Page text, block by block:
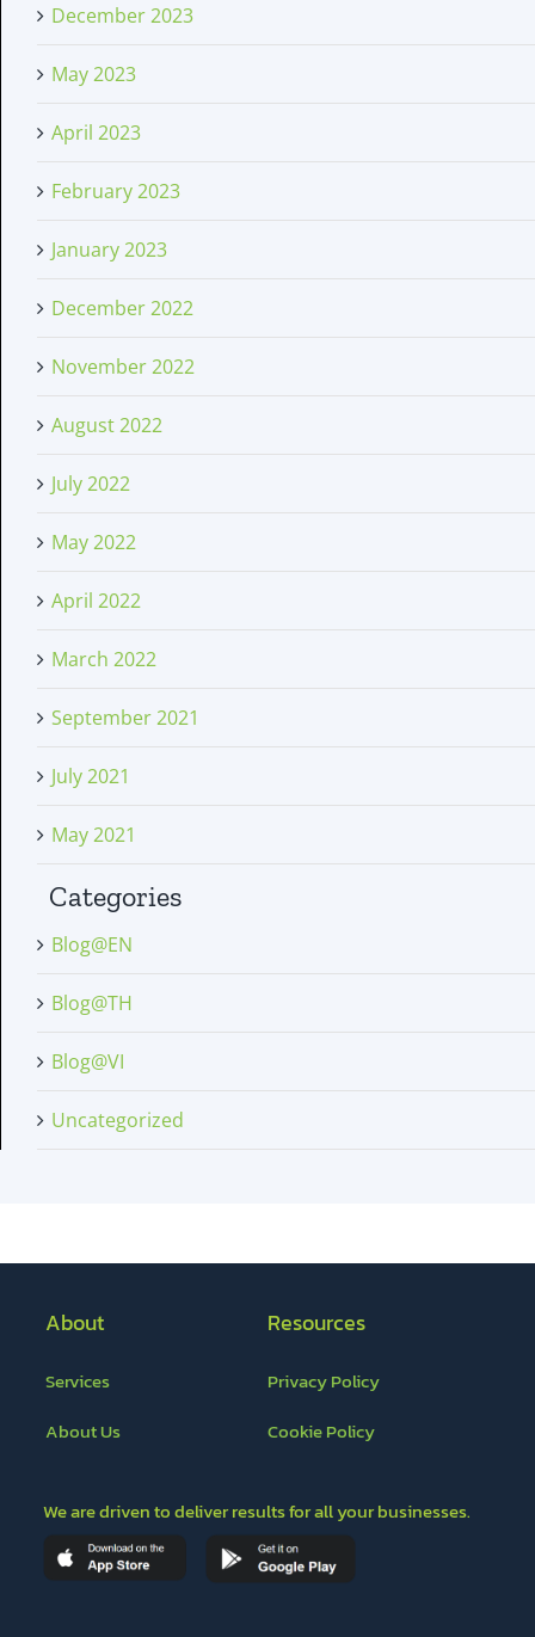
December 2023
May 2023
April 2023
February 2023
January 2023
December 2022
November 2022
August 2022
July 2022
May 2022
April 2022
March 2022
September 2021
July 2021
May 2021
Categories
Blog@EN
Blog@TH
Blog@VI
Uncategorized
About
Services
About Us
Resources
Privacy Policy
Cookie Policy
We are driven to deliver results for all your businesses.